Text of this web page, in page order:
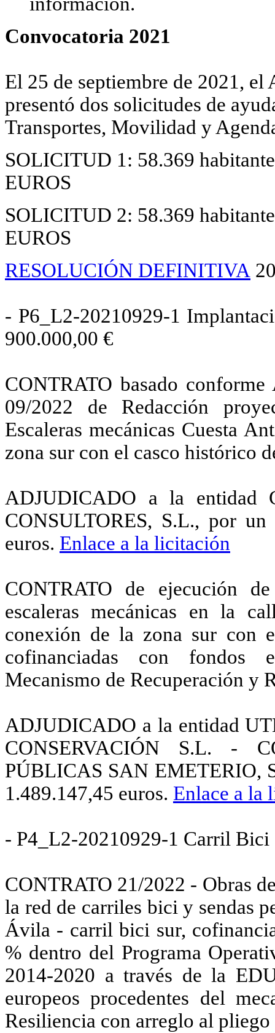
Convocatoria 2021
El 25 de septiembre de 2021,
presentó dos solicitudes de
Transportes, Movilidad y
SOLICITUD 1: 58.369
EUROS
SOLICITUD 2: 58.369
EUROS
RESOLUCIÓN DEFINITIVA
- P6_L2‐20210929‐1
900.000,00 €
CONTRATO basado
09/2022 de Redacción
Escaleras mecánicas Cuesta
zona sur con el casco histórico
ADJUDICADO a la entidad
CONSULTORES, S.L., por
euros. Enlace a la licitación
CONTRATO de ejecución
escaleras mecánicas en la
conexión de la zona sur con
cofinanciadas con fondos
Mecanismo de Recuperación y
ADJUDICADO a la entidad
CONSERVACIÓN S.L. -
PÚBLICAS SAN EMETERIO,
1.489.147,45 euros. Enlace a la
- P4_L2‐20210929‐1 Carril
CONTRATO 21/2022 - Obras
la red de carriles bici y sendas
Ávila - carril bici sur,
% dentro del Programa
2014-2020 a través de la
europeos procedentes del
Resiliencia con arreglo al